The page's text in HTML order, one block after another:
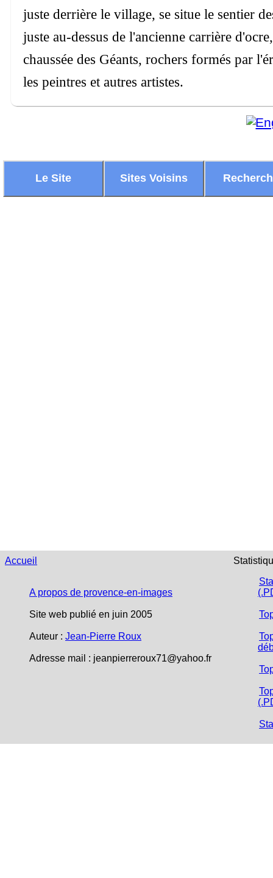
juste derrière le village, se situe le sentier
juste au-dessus de l'ancienne carrière
chaussée des Géants, rochers formés par
les peintres et autres artistes.
Le Site Sites Voisins
Accueil
A propos de provence-en-images
Site web publié en juin 2005
Auteur : Jean-Pierre Roux
Adresse mail : jeanpierreroux71@yahoo.fr